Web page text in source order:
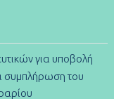
για υποβολή
συμπλήρωση του